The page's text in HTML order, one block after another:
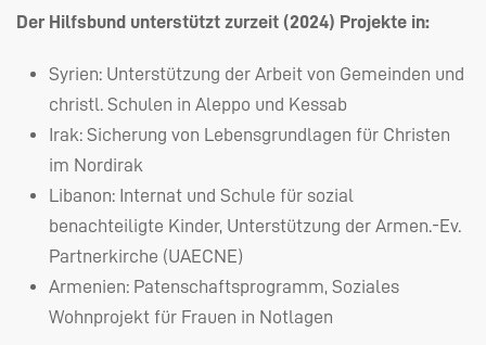
Der Hilfsbund unterstützt zurzeit (2024) Projekte in:
Syrien: Unterstützung der Arbeit von Gemeinden und
christl. Schulen in Aleppo und Kessab
Irak: Sicherung von Lebensgrundlagen für Christen
im Nordirak
Libanon: Internat und Schule für sozial
benachteiligte Kinder, Unterstützung der Armen.-Ev.
Partnerkirche (UAECNE)
Armenien: Patenschaftsprogramm, Soziales
Wohnprojekt für Frauen in Notlagen